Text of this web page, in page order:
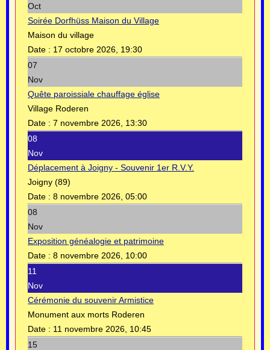
Oct
Soirée Dorfhüss Maison du Village
Maison du village
Date : 17 octobre 2026, 19:30
07
Nov
Quête paroissiale chauffage église
Village Roderen
Date : 7 novembre 2026, 13:30
08
Nov
Déplacement à Joigny - Souvenir 1er R.V.Y.
Joigny (89)
Date : 8 novembre 2026, 05:00
08
Nov
Exposition généalogie et patrimoine
Date : 8 novembre 2026, 10:00
11
Nov
Cérémonie du souvenir Armistice
Monument aux morts Roderen
Date : 11 novembre 2026, 10:45
15